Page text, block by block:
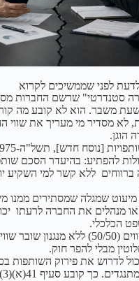
סטנדרטי" שרשם החברות
משבר. הוא לא קובע מה
לא מסדיר מי מעריך את שווי
הוגן.
להפתיע: בהיעדר הסכם
ברווחים ללא קשר למי השקיע
מיעוט שמגלה שמסתירים ממנו
מנהלים את החברה לרעתו
הכלכלי.
שותפים שווים (50/50) ללא
מבלי להפר חוק.
לדרוש את פירוק
קובע סעיף 41(א)(3) לפקודת השותפויות.